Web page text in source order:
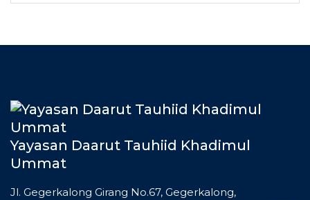
Yayasan Daarut Tauhiid Khadimul
Ummat
Jl. Gegerkalong Girang No.67, Gegerkalong,